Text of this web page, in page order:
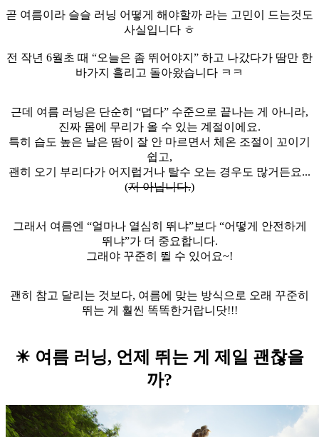
곧 여름이라 슬슬 러닝 어떻게 해야할까 라는 고민이 드는것도
사실입니다 ㅎ
전 작년 6월초 때 “오늘은 좀 뛰어야지” 하고 나갔다가 땀만 한
바가지 흘리고 돌아왔습니다 ㅋㅋ
근데 여름 러닝은 단순히 “덥다” 수준으로 끝나는 게 아니라,
진짜 몸에 무리가 올 수 있는 계절이에요.
특히 습도 높은 날은 땀이 잘 안 마르면서 체온 조절이 꼬이기
쉽고,
괜히 오기 부리다가 어지럽거나 탈수 오는 경우도 많거든요...
(저 아닙니다.)
그래서 여름엔 “얼마나 열심히 뛰냐”보다 “어떻게 안전하게
뛰냐”가 더 중요합니다.
그래야 꾸준히 뛸 수 있어요~!
괜히 참고 달리는 것보다, 여름에 맞는 방식으로 오래 꾸준히
뛰는 게 훨씬 똑똑한거랍니닷!!!
☀ 여름 러닝, 언제 뛰는 게 제일 괜찮을
까?